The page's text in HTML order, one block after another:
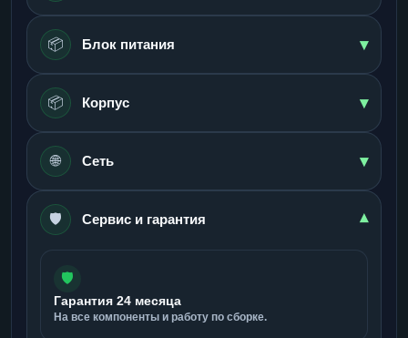
📦 Блок питания ▾
📦 Корпус ▾
🌐 Сеть ▾
🛡️ Сервис и гарантия ▾
🛡️
Гарантия 24 месяца
На все компоненты и работу по сборке.